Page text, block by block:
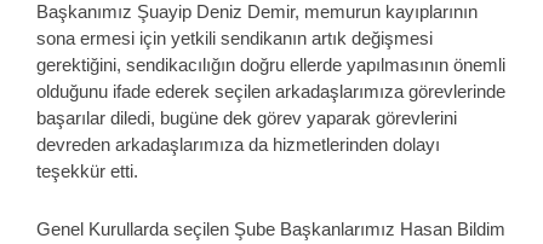
Başkanımız Şuayip Deniz Demir, memurun kayıplarının
sona ermesi için yetkili sendikanın artık değişmesi
gerektiğini, sendikacılığın doğru ellerde yapılmasının önemli
olduğunu ifade ederek seçilen arkadaşlarımıza görevlerinde
başarılar diledi, bugüne dek görev yaparak görevlerini
devreden arkadaşlarımıza da hizmetlerinden dolayı
teşekkür etti.
Genel Kurullarda seçilen Şube Başkanlarımız Hasan Bildim